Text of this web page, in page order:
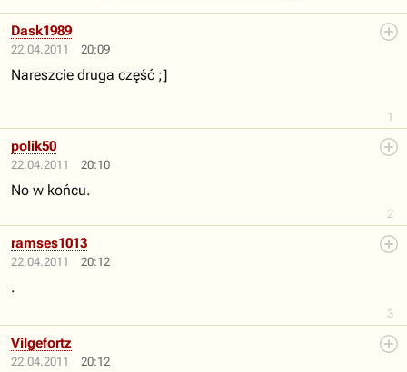
22.04.2011 20:09
1
Dask1989
Nareszcie druga część ;]
22.04.2011 20:10
2
polik50
No w końcu.
22.04.2011 20:12
3
ramses1013
.
22.04.2011 20:12
Vilgefortz